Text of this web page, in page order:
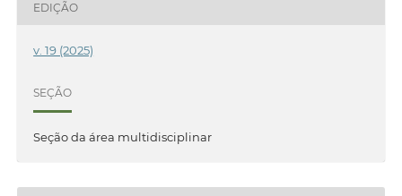
EDIÇÃO
v. 19 (2025)
SEÇÃO
Seção da área multidisciplinar